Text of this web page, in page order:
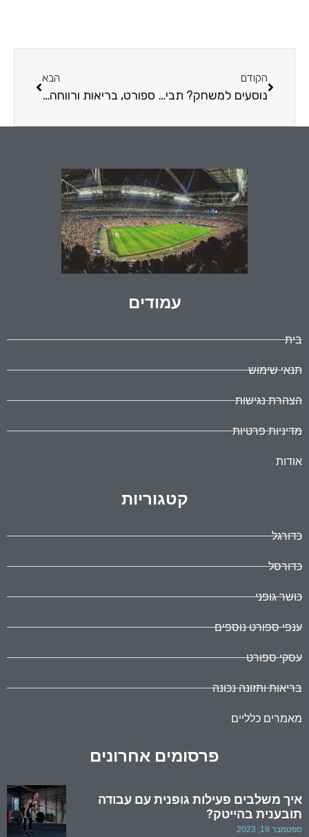
הקודם
נוסעים למשחק? תביאו אוכל מהבית! 5 רעיונות לנשנושים קלילים
הבא
ספורט, בריאות ורווחה: טיפים שיעזרו לרשויות מקומיות לגייס ולנהל כספים
עמודים
בית
תנאי שימוש
הצהרת נגישות
מדיניות פרטיות
אודות
קטגוריות
כדורגל
כדורסל
כושר גופני
ענפי ספורט נוספים
עסקי ספורט
בריאות ותזונה נכונה
מאמרים כלליים
פרסומים אחרונים
איך משלבים פעילות גופנית עם עבודה
תובענית בהייטק?
ספטמבר 18, 2023